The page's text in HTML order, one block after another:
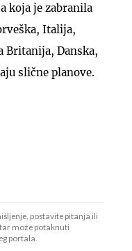
koja je zabranila
Italija,
Britanija, Danska,
slične planove.
postavite pitanja ili
može potaknuti
portala.